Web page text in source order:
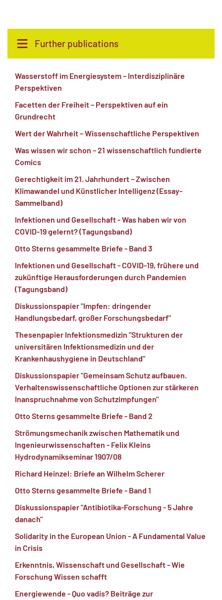
Further publications
Wasserstoff im Energiesystem – Interdisziplinäre
Perspektiven
Facetten der Freiheit – Perspektiven auf ein
Grundrecht
Wert der Wahrheit – Wissenschaftliche Perspektiven
Was wissen wir schon – 21 wissenschaftlich fundierte
Comics
Gerechtigkeit im 21. Jahrhundert – Zwischen
Klimawandel und Künstlicher Intelligenz (Essay-
Sammelband)
Infektionen und Gesellschaft - Was haben wir von
COVID-19 gelernt? (Tagungsband)
Otto Sterns gesammelte Briefe - Band 3
Infektionen und Gesellschaft - COVID-19, frühere und
zukünftige Herausforderungen durch Pandemien
(Tagungsband)
Diskussionspapier "Impfen: dringender
Handlungsbedarf, großer Forschungsbedarf"
Thesenpapier Infektionsmedizin "Strukturen der
universitären Infektionsmedizin und der
Krankenhaushygiene in Deutschland"
Diskussionspapier "Gemeinsam Schutz aufbauen.
Verhaltenswissenschaftliche Optionen zur stärkeren
Inanspruchnahme von Schutzimpfungen"
Otto Sterns gesammelte Briefe - Band 2
Strömungsmechanik zwischen Mathematik und
Ingenieurwissenschaften - Felix Kleins
Hydrodynamikseminar 1907/08
Richard Heinzel: Briefe an Wilhelm Scherer
Otto Sterns gesammelte Briefe - Band 1
Diskussionspapier "Antibiotika-Forschung - 5 Jahre
danach"
Solidarity in the European Union - A Fundamental Value
in Crisis
Erkenntnis, Wissenschaft und Gesellschaft - Wie
Forschung Wissen schafft
Energiewende - Quo vadis? Beiträge zur